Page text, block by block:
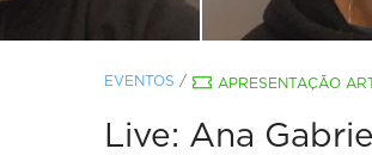
EVENTOS / APRESENTAÇÃO
Live: Ana